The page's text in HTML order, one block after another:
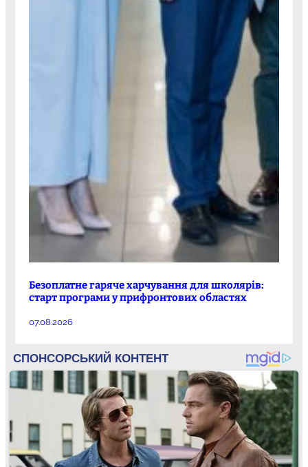
Безоплатне гаряче харчування для школярів:
старт програми у прифронтових областях
07.08.2026